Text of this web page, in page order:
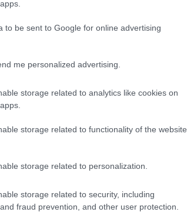
to be sent to Google for online advertising
me personalized advertising.
storage related to analytics like cookies on
storage related to functionality of the website
storage related to personalization.
storage related to security, including
fraud prevention, and other user protection.
Egyetlen, fél évszázados
készül Mohács a csata ötszázadik